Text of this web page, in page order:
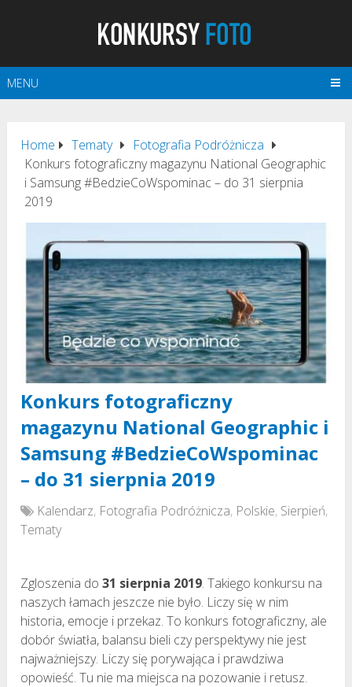
MENU
Home Tematy
Fotografia Podróżnicza
Konkurs fotograficzny magazynu National Geographic
i Samsung #BedzieCoWspominac – do 31 sierpnia
2019
Konkurs fotograficzny
magazynu National Geographic i
Samsung #BedzieCoWspominac
– do 31 sierpnia 2019
Kalendarz, Fotografia Podróżnicza, Polskie, Sierpień,
Tematy
Zgloszenia do31 sierpnia 2019. Takiego konkursu na
naszych łamach jeszcze nie było. Liczy się w nim
historia, emocje i przekaz. To konkurs fotograficzny, ale
dobór światła, balansu bieli czy perspektywy nie jest
najważniejszy. Liczy się porywająca i prawdziwa
opowieść. Tu nie ma miejsca na pozowanie i retusz.